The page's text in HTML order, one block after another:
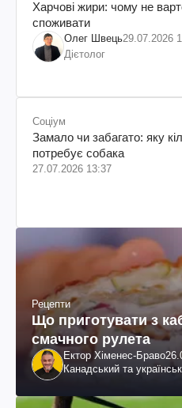
Харчові жири: чому не
споживати
Олег Швець29.07.2026
Дієтолог
Соціум
Замало чи забагато: яку
потребує собака
27.07.2026 13:37
Рецепти
Що приготувати з
смачного рулета
Ектор Хіменес-Браво
Канадський та